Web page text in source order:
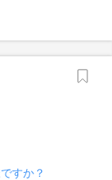
すか？